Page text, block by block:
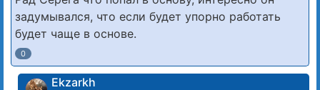
задумывался, что если будет упорно работать
будет чаще в основе.
0
Ekzarkh